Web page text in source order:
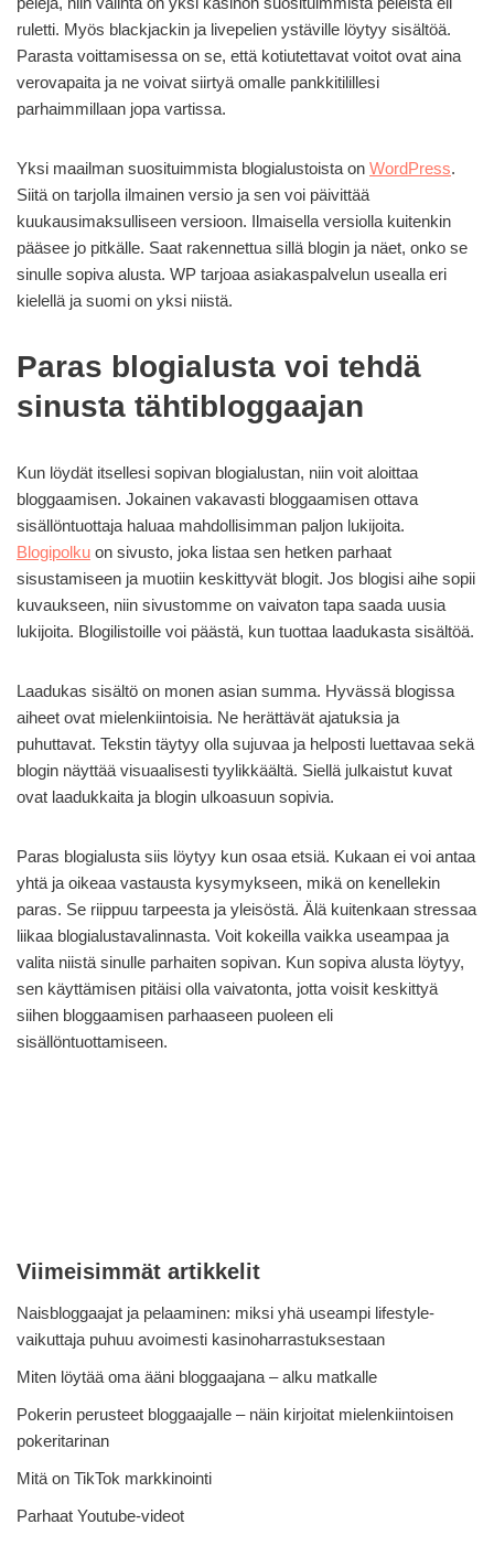
ruletti. Myös blackjackin ja livepelien ystäville löytyy sisältöä.
Parasta voittamisessa on se, että kotiutettavat voitot ovat aina
verovapaita ja ne voivat siirtyä omalle pankkitilillesi
parhaimmillaan jopa vartissa.
Yksi maailman suosituimmista blogialustoista on WordPress.
Siitä on tarjolla ilmainen versio ja sen voi päivittää
kuukausimaksulliseen versioon. Ilmaisella versiolla kuitenkin
pääsee jo pitkälle. Saat rakennettua sillä blogin ja näet, onko se
sinulle sopiva alusta. WP tarjoaa asiakaspalvelun usealla eri
kielellä ja suomi on yksi niistä.
Paras blogialusta voi tehdä
sinusta tähtibloggaajan
Kun löydät itsellesi sopivan blogialustan, niin voit aloittaa
bloggaamisen. Jokainen vakavasti bloggaamisen ottava
sisällöntuottaja haluaa mahdollisimman paljon lukijoita.
Blogipolku on sivusto, joka listaa sen hetken parhaat
sisustamiseen ja muotiin keskittyvät blogit. Jos blogisi aihe sopii
kuvaukseen, niin sivustomme on vaivaton tapa saada uusia
lukijoita. Blogilistoille voi päästä, kun tuottaa laadukasta sisältöä.
Laadukas sisältö on monen asian summa. Hyvässä blogissa
aiheet ovat mielenkiintoisia. Ne herättävät ajatuksia ja
puhuttavat. Tekstin täytyy olla sujuvaa ja helposti luettavaa sekä
blogin näyttää visuaalisesti tyylikkäältä. Siellä julkaistut kuvat
ovat laadukkaita ja blogin ulkoasuun sopivia.
Paras blogialusta siis löytyy kun osaa etsiä. Kukaan ei voi antaa
yhtä ja oikeaa vastausta kysymykseen, mikä on kenellekin
paras. Se riippuu tarpeesta ja yleisöstä. Älä kuitenkaan stressaa
liikaa blogialustavalinnasta. Voit kokeilla vaikka useampaa ja
valita niistä sinulle parhaiten sopivan. Kun sopiva alusta löytyy,
sen käyttämisen pitäisi olla vaivatonta, jotta voisit keskittyä
siihen bloggaamisen parhaaseen puoleen eli
sisällöntuottamiseen.
Viimeisimmät artikkelit
Naisbloggaajat ja pelaaminen: miksi yhä useampi lifestyle-
vaikuttaja puhuu avoimesti kasinoharrastuksestaan
Miten löytää oma ääni bloggaajana – alku matkalle
Pokerin perusteet bloggaajalle – näin kirjoitat mielenkiintoisen
pokeritarinan
Mitä on TikTok markkinointi
Parhaat Youtube-videot